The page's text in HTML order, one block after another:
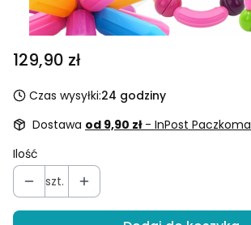
Cena
129,90 zł
Czas wysyłki:24 godziny
Dostawa od 9,90 zł - InPost
Ilość
szt.